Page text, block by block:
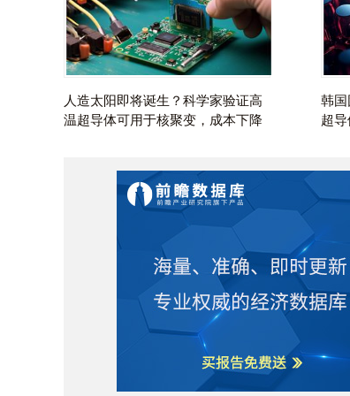
人造太阳即将诞生？科学家验证高
温超导体可用于核聚变，成本下降
韩国
超导